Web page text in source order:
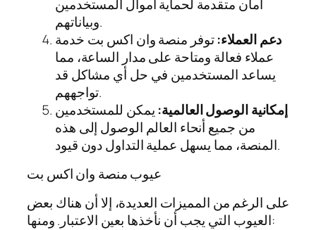
أمان متقدمة لحماية أموال المستخدمين
وبياناتهم.
دعم العملاء:توفر منصة وان اكس بت خدمة
عملاء فعالة ومتاحة على مدار الساعة، مما
يساعد المستخدمين في حل أي مشاكل قد
تواجههم.
إمكانية الوصول العالمية: يمكن للمستخدمين
من جميع أنحاء العالم الوصول إلى هذه
المنصة، مما يسهل عملية التداول دون قيود.
عيوب منصة وان اكس بت
على الرغم من المميزات العديدة، إلا أن هناك بعض
العيوب التي يجب أن نأخذها بعين الاعتبار. ومنها: